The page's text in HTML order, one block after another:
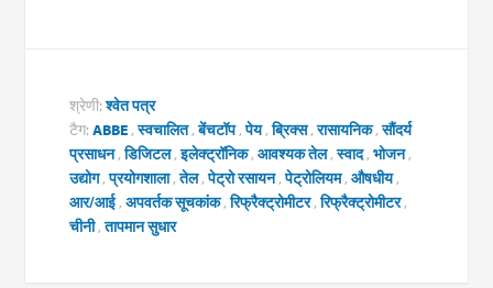
श्रेणी:श्वेत पत्र
टैग:ABBE ,स्वचालित,बेंचटॉप,पेय,ब्रिक्स,रासायनिक,सौंदर्य
प्रसाधन,डिजिटल,इलेक्ट्रॉनिक,आवश्यक तेल,स्वाद,भोजन,
उद्योग,प्रयोगशाला,तेल,पेट्रो रसायन,पेट्रोलियम,औषधीय,
आर/आई,अपवर्तक सूचकांक,रिफ्रैक्ट्रोमीटर,रिफ्रैक्ट्रोमीटर,
चीनी,तापमान सुधार